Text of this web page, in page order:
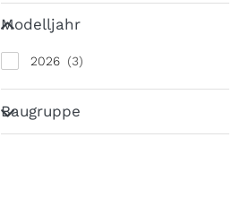
Modelljahr
Modelljahr
2026
Baugruppe
Baugruppe